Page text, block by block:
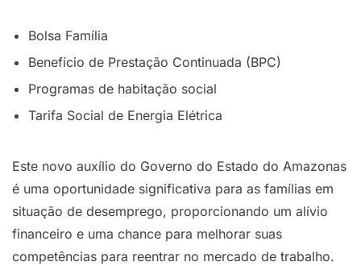
Bolsa Família
Benefício de Prestação Continuada (BPC)
Programas de habitação social
Tarifa Social de Energia Elétrica
Este novo auxílio do Governo do Estado do Amazonas
é uma oportunidade significativa para as famílias em
situação de desemprego, proporcionando um alívio
financeiro e uma chance para melhorar suas
competências para reentrar no mercado de trabalho.